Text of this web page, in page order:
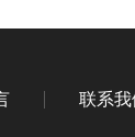
联系我